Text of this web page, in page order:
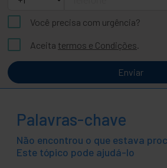
Você precisa com urgência?
Aceita termos e Condições.
Enviar
Palavras-chave
Não encontrou o que estava
Este tópico pode ajudá-lo